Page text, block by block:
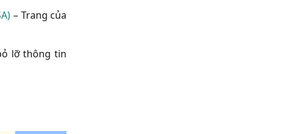
– Trang của
lỡ thông tin